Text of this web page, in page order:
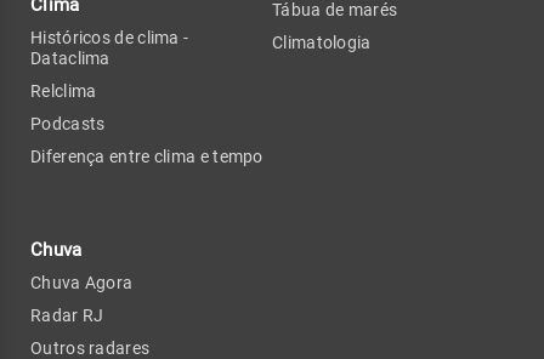
Históricos de clima -
Dataclima
Relclima
Podcasts
Diferença entre clima e tempo
Chuva
Chuva Agora
Radar RJ
Outros radares
Tábua de marés
Climatologia